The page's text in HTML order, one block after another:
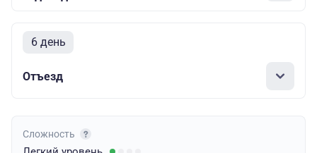
6 день
Отъезд
Сложность